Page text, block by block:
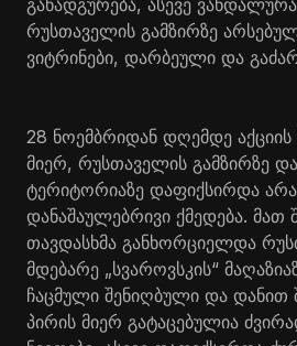
განადგურება, ასევე
რუსთაველის გამზირზე
ვიტრინები, დარბეული და
28 ნოემბრიდან დღემდე აქციის
მიერ, რუსთაველის გამზირზე
ტერიტორიაზე დაფიქსირდა
დანაშაულებრივი ქმედება. მათ
თავდასხმა განხორციელდა
მდებარე „სვაროვსკის“
ჩაცმული შენიღბული და დანით
პირის მიერ გატაცებულია